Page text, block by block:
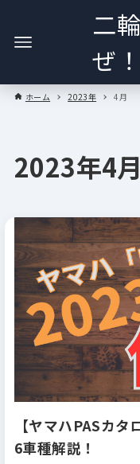
二
ぜ！
ホーム 2023年 4月
2023年4月
【ヤマハPASカ
6車種解説！